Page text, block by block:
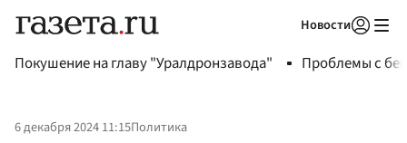
Новости
Покушение на главу "Уралдронзавода" Проблемы с
6 декабря 2024 11:15Политика